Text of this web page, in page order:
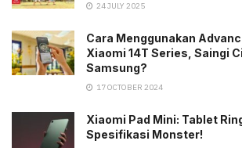
24 JULY 2025
Cara Menggunakan
Xiaomi 14T Series, Saingi
Samsung?
17 OCTOBER 2024
Xiaomi Pad Mini: Tablet
Spesifikasi Monster!